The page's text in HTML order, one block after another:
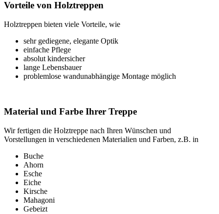
Vorteile von Holztreppen
Holztreppen bieten viele Vorteile, wie
sehr gediegene, elegante Optik
einfache Pflege
absolut kindersicher
lange Lebensbauer
problemlose wandunabhängige Montage möglich
Material und Farbe Ihrer Treppe
Wir fertigen die Holztreppe nach Ihren Wünschen und
Vorstellungen in verschiedenen Materialien und Farben, z.B. in
Buche
Ahorn
Esche
Eiche
Kirsche
Mahagoni
Gebeizt